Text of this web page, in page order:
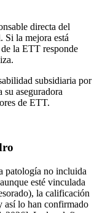
directa del
Si la mejora está
la ETT responde
subsidiaria por
su aseguradora
de ETT.
patología no incluida
esté vinculada
la calificación
así lo han confirmado